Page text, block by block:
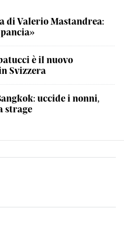
di Valerio Mastandrea:
è il nuovo
Svizzera
uccide i nonni,
strage